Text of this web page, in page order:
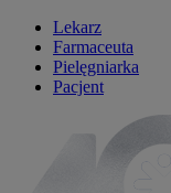
Lekarz
Farmaceuta
Pielęgniarka
Pacjent